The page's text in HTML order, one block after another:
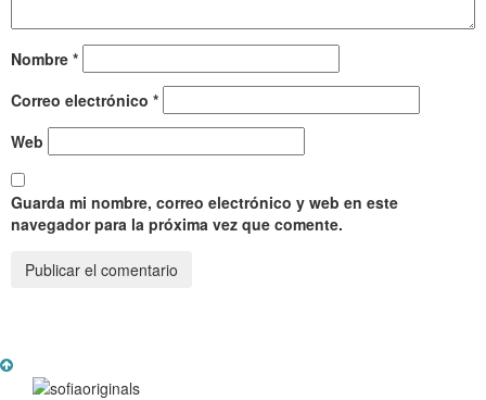
Nombre *
Correo electrónico *
Web
Guarda mi nombre, correo electrónico y web en este
navegador para la próxima vez que comente.